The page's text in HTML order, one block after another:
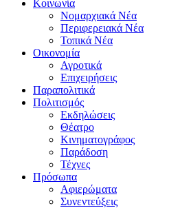
Κοινωνία
Νομαρχιακά Νέα
Περιφερειακά Νέα
Τοπικά Νέα
Οικονομία
Αγροτικά
Επιχειρήσεις
Παραπολιτικά
Πολιτισμός
Εκδηλώσεις
Θέατρο
Κινηματογράφος
Παράδοση
Τέχνες
Πρόσωπα
Αφιερώματα
Συνεντεύξεις